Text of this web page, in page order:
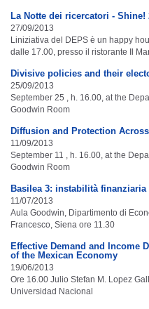
La Notte dei ricercatori - Shine!
27/09/2013
Liniziativa del DEPS è un happy
dalle 17.00, presso il ristorante Il
Divisive policies and their
25/09/2013
September 25 , h. 16.00, at the
Goodwin Room
Diffusion and Protection
11/09/2013
September 11 , h. 16.00, at the
Goodwin Room
Basilea 3: instabilità
11/07/2013
Aula Goodwin, Dipartimento di
Francesco, Siena ore 11.30
Effective Demand and Income
of the Mexican Economy
19/06/2013
Ore 16.00 Julio Stefan M. Lopez
Universidad Nacional